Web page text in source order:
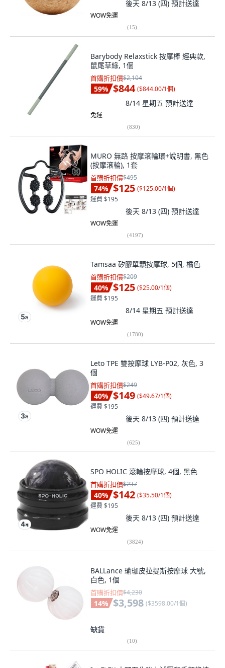
後天 8/13 (四) 預計送達
WOW免運
(15)
Barybody Relaxstick 按摩棒 經典款,
鼠尾草綠, 1個
首購折扣價$2,104
59% $844 ($844.00/1個)
8/14 星期五 預計送達
免運
(830)
MURO 無路 按摩滾輪環+說明書, 黑色
(按摩滾輪), 1套
首購折扣價$495
74% $125 ($125.00/1個)
運費 $195
後天 8/13 (四) 預計送達
WOW免運
(4197)
Tamsaa 矽膠單顆按摩球, 5個, 橘色
首購折扣價$209
40% $125 ($25.00/1個)
運費 $195
8/14 星期五 預計送達
WOW免運
(1780)
Leto TPE 雙按摩球 LYB-P02, 灰色, 3
個
首購折扣價$249
40% $149 ($49.67/1個)
運費 $195
後天 8/13 (四) 預計送達
WOW免運
(625)
SPO HOLIC 滾輪按摩球, 4個, 黑色
首購折扣價$237
40% $142 ($35.50/1個)
運費 $195
後天 8/13 (四) 預計送達
WOW免運
(3824)
BALLance 瑜珈皮拉提斯按摩球 大號,
白色, 1個
首購折扣價$4,230
14% $3,598 ($3598.00/1個)
缺貨
(10)